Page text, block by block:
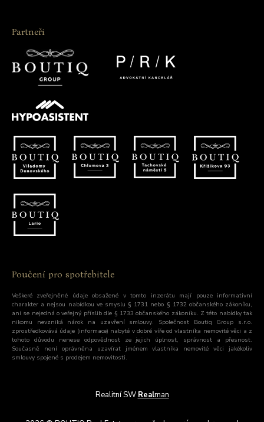
Partneři
Poučení pro spotřebitele
Veškeré zveřejněné údaje obsažené v tomto inzerátu mají pouze informativní
charakter a nejsou nabídkou ve smyslu § 1731 nebo § 1732 občanského zákoníku,
ani se nejedná o veřejný příslib dle § 1733 občanského zákoníku. Z této nabídky tak
nikomu nevzniká nárok na uzavření smlouvy. Společnost Boutiq Group s.r.o.
zprostředkovává údaje (informace) nabyté v dobré víře od vlastníka nemovité věci a z
tohoto důvodu nenese odpovědnost ze jejich úplnost, správnost a přesnost.
Současně není oprávněna uzavírat jménem vlastníka nemovité věci jakékoliv
smlouvy spojené s prodejem nemovitosti.
Realitní SW Realman